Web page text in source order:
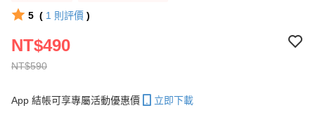
5 ( 1 則評價 )
NT$590
NT$490
App 結帳可享專屬活動優惠價 立即下載